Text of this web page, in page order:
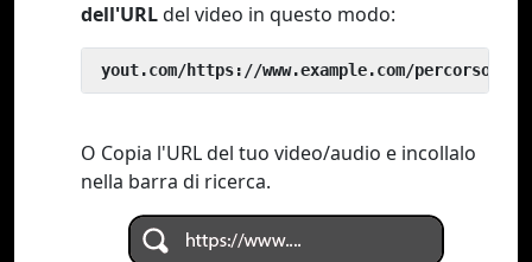
dell'URLdel video in questo modo:
yout.com/https://www.example.com/percorso/
O Copia l'URL del tuo video/audio e incollalo
nella barra di ricerca.